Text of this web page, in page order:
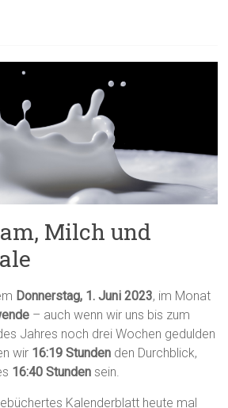
Milch und
Donnerstag, 1. Juni 2023, im Monat
– auch wenn wir uns bis zum
Jahres noch drei Wochen gedulden
wir 16:19 Stunden den Durchblick,
16:40 Stunden sein.
Kalenderblatt heute mal